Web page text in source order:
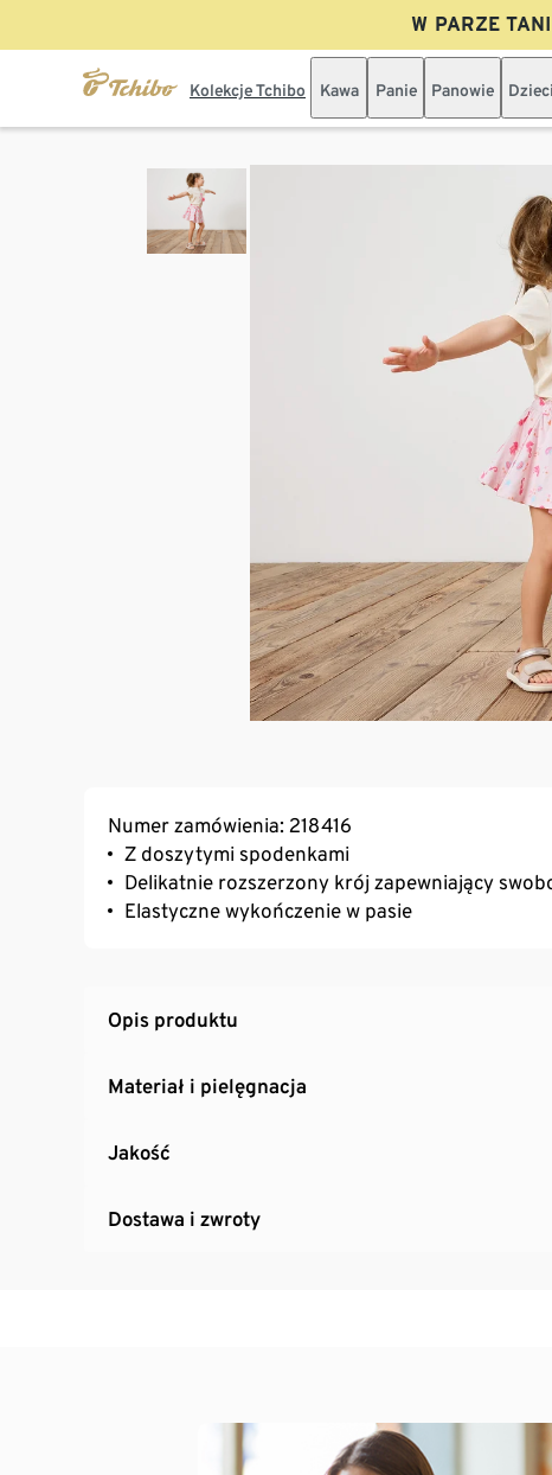
W PARZE
Kolekcje Tchibo Kawa Panie Panowie Dzieci
Numer zamówienia: 218416
Z doszytymi spodenkami
Delikatnie rozszerzony krój zapewniający
Elastyczne wykończenie w pasie
Opis produktu
Materiał i pielęgnacja
Jakość
Dostawa i zwroty